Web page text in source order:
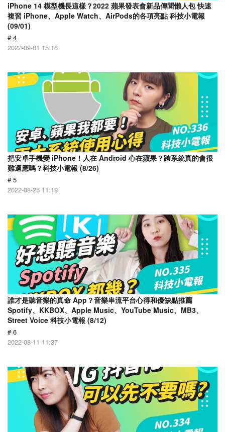
iPhone 14 模型機長這樣？2022 蘋果發表會新品傳聞懶人包 快速
複習 iPhone、Apple Watch、AirPods的各項亮點 科技小電報
(09/01)
# 4
2022-09-01 15:16
把安卓手機變 iPhone！人在 Android 心在蘋果？跨系統真的會很
難適應嗎？科技小電報 (8/26)
# 5
2022-08-25 11:19
誰才是聽音樂的真命 App？音樂串流平台心得和優缺點推薦
Spotify、KKBOX、Apple Music、YouTube Music、MB3、
Street Voice 科技小電報 (8/12)
# 6
2022-08-11 11:37